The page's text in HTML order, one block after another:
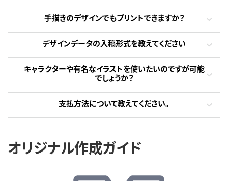
手描きのデザインでもプリントできますか？
デザインデータの入稿形式を教えてください
キャラクターや有名なイラストを使いたいのですが可能
でしょうか？
支払方法について教えてください。
オリジナル作成ガイド